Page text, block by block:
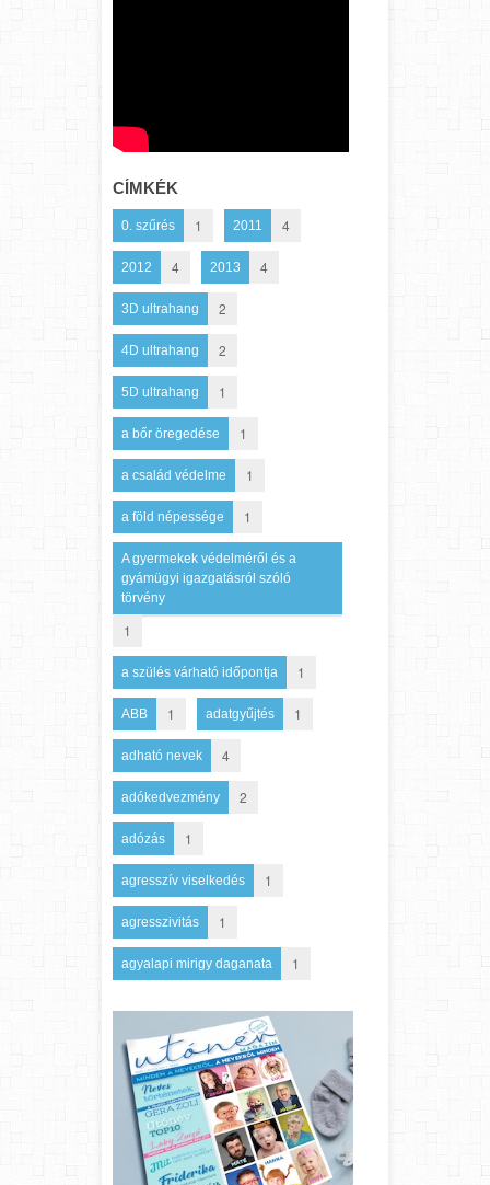
CÍMKÉK
0. szűrés 1 2011 4
2012 4 2013 4
3D ultrahang 2
4D ultrahang 2
5D ultrahang 1
a bőr öregedése 1
a család védelme 1
a föld népessége 1
A gyermekek védelméről és a
gyámügyi igazgatásról szóló
törvény
1
a szülés várható időpontja 1
ABB 1 adatgyűjtés 1
adható nevek 4
adókedvezmény 2
adózás 1
agresszív viselkedés 1
agresszivitás 1
agyalapi mirigy daganata 1